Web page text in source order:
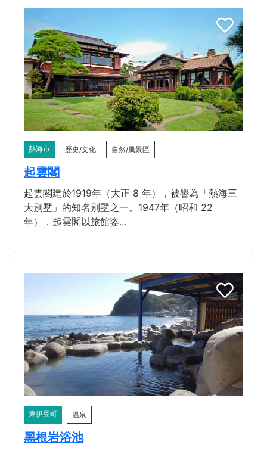
熱海市 歷史/文化 自然/風景區
起雲閣
起雲閣建於1919年（大正 8 年），被譽為「熱海三
大別墅」的知名別墅之一。1947年（昭和 22
年），起雲閣以旅館姿…
東伊豆町 溫泉
黑根岩浴池